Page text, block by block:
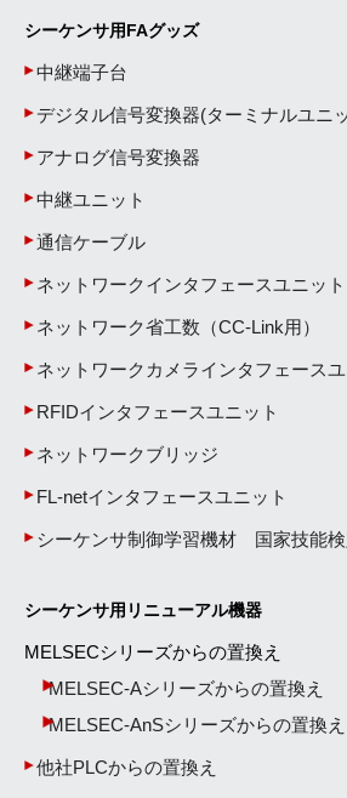
シーケンサ用FAグッズ
中継端子台
デジタル信号変換器(ターミナルユニ
アナログ信号変換器
中継ユニット
通信ケーブル
ネットワークインタフェースユニット
ネットワーク省工数（CC-Link用）
ネットワークカメラインタフェース
RFIDインタフェースユニット
ネットワークブリッジ
FL-netインタフェースユニット
シーケンサ制御学習機材 国家技能検
シーケンサ用リニューアル機器
MELSECシリーズからの置換え
MELSEC-Aシリーズからの置換え
MELSEC-AnSシリーズからの置換え
他社PLCからの置換え